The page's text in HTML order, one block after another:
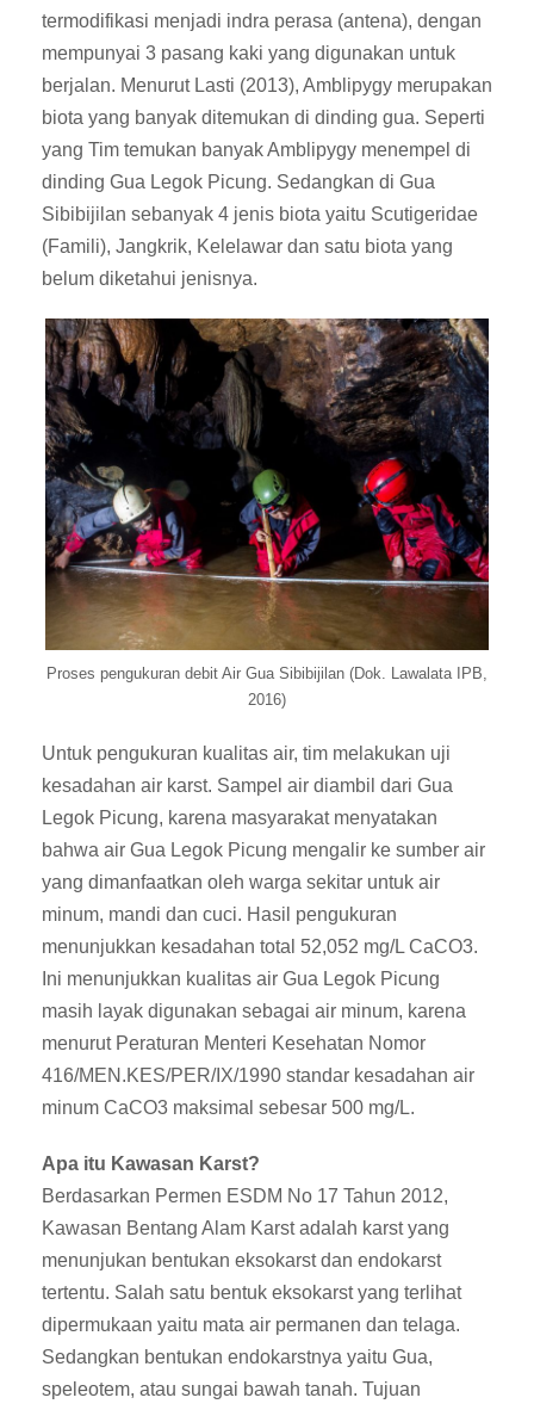
termodifikasi menjadi indra perasa (antena), dengan
mempunyai 3 pasang kaki yang digunakan untuk
berjalan. Menurut Lasti (2013), Amblipygy merupakan
biota yang banyak ditemukan di dinding gua. Seperti
yang Tim temukan banyak Amblipygy menempel di
dinding Gua Legok Picung. Sedangkan di Gua
Sibibijilan sebanyak 4 jenis biota yaitu Scutigeridae
(Famili), Jangkrik, Kelelawar dan satu biota yang
belum diketahui jenisnya.
Proses pengukuran debit Air Gua Sibibijilan (Dok. Lawalata IPB,
2016)
Untuk pengukuran kualitas air, tim melakukan uji
kesadahan air karst. Sampel air diambil dari Gua
Legok Picung, karena masyarakat menyatakan
bahwa air Gua Legok Picung mengalir ke sumber air
yang dimanfaatkan oleh warga sekitar untuk air
minum, mandi dan cuci. Hasil pengukuran
menunjukkan kesadahan total 52,052 mg/L CaCO3.
Ini menunjukkan kualitas air Gua Legok Picung
masih layak digunakan sebagai air minum, karena
menurut Peraturan Menteri Kesehatan Nomor
416/MEN.KES/PER/IX/1990 standar kesadahan air
minum CaCO3 maksimal sebesar 500 mg/L.
Apa itu Kawasan Karst?
Berdasarkan Permen ESDM No 17 Tahun 2012,
Kawasan Bentang Alam Karst adalah karst yang
menunjukan bentukan eksokarst dan endokarst
tertentu. Salah satu bentuk eksokarst yang terlihat
dipermukaan yaitu mata air permanen dan telaga.
Sedangkan bentukan endokarstnya yaitu Gua,
speleotem, atau sungai bawah tanah. Tujuan